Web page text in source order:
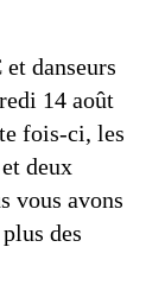
danseurs
14 août
fois-ci, les
deux
vous avons
des